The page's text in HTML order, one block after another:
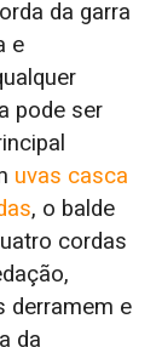
da garra
e
pode ser
uvas casca
, o balde
cordas
derramem e
da